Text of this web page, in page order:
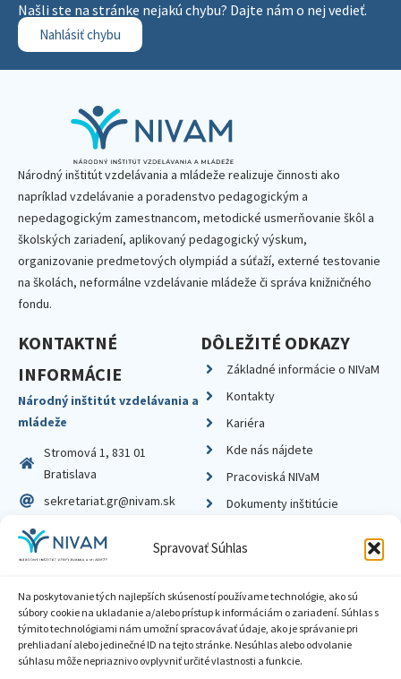
Spravovať Súhlas
Na poskytovanie tých najlepších skúseností používame technológie, ako sú
súbory cookie na ukladanie a/alebo prístup k informáciám o zariadení. Súhlas s
týmito technológiami nám umožní spracovávať údaje, ako je správanie pri
prehliadaní alebo jedinečné ID na tejto stránke. Nesúhlas alebo odvolanie
súhlasu môže nepriaznivo ovplyvniť určité vlastnosti a funkcie.
Našli ste na stránke nejakú chybu? Dajte nám o nej vedieť.
Nahlásiť chybu
Národný inštitút vzdelávania a mládeže realizuje činnosti ako
napríklad vzdelávanie a poradenstvo pedagogickým a
nepedagogickým zamestnancom, metodické usmerňovanie škôl a
školských zariadení, aplikovaný pedagogický výskum,
organizovanie predmetových olympiád a súťaží, externé testovanie
na školách, neformálne vzdelávanie mládeže či správa knižničného
fondu.
KONTAKTNÉ
INFORMÁCIE
Národný inštitút vzdelávania a
mládeže
Stromová 1, 831 01
Bratislava
sekretariat.gr@nivam.sk
IČO: 00164348
DIČ: 2020798714
DÔLEŽITÉ ODKAZY
Základné informácie o NIVaM
Kontakty
Kariéra
Kde nás nájdete
Pracoviská NIVaM
Dokumenty inštitúcie
Zásady ochrany súkromia